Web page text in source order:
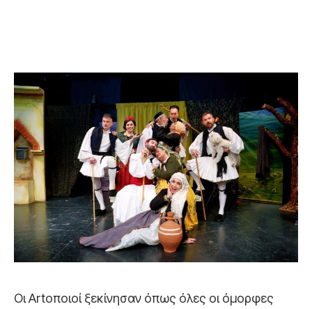
Οι Artοποιοί ξεκίνησαν όπως όλες οι όμορφες